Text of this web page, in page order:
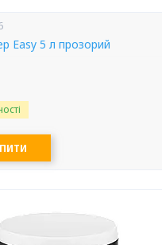
Easy 5 л прозорий